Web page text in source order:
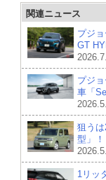
関連ニュース
プジ
GT
プジ
車「
狙う
型」
1リッ